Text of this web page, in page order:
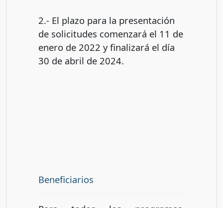
2.- El plazo para la presentación
de solicitudes comenzará el 11 de
enero de 2022 y finalizará el día
30 de abril de 2024.
Beneficiarios